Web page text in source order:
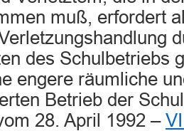
muß, erfordert
des Schulbetriebs
engere räumliche
Betrieb der
28. April 1992 –